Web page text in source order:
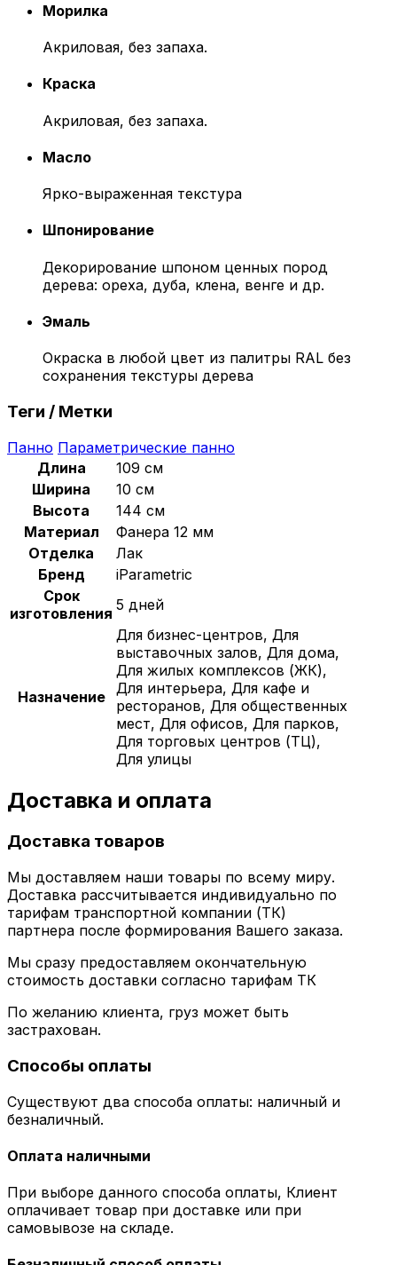
Морилка
Акриловая, без запаха.
Краска
Акриловая, без запаха.
Масло
Ярко-выраженная текстура
Шпонирование
Декорирование шпоном ценных пород
дерева: ореха, дуба, клена, венге и др.
Эмаль
Окраска в любой цвет из палитры RAL без
сохранения текстуры дерева
Теги / Метки
Панно Параметрические панно
Длина
109 см
Ширина
10 см
Высота
144 см
Материал
Фанера 12 мм
Отделка
Лак
Бренд
iParametric
Срок
изготовления 5 дней
Назначение
Для бизнес-центров, Для
выставочных залов, Для дома,
Для жилых комплексов (ЖК),
Для интерьера, Для кафе и
ресторанов, Для общественных
мест, Для офисов, Для парков,
Для торговых центров (ТЦ),
Для улицы
Доставка и оплата
Доставка товаров
Мы доставляем наши товары по всему миру.
Доставка рассчитывается индивидуально по
тарифам транспортной компании (ТК)
партнера после формирования Вашего заказа.
Мы сразу предоставляем окончательную
стоимость доставки согласно тарифам ТК
По желанию клиента, груз может быть
застрахован.
Способы оплаты
Существуют два способа оплаты: наличный и
безналичный.
Оплата наличными
При выборе данного способа оплаты, Клиент
оплачивает товар при доставке или при
самовывозе на складе.